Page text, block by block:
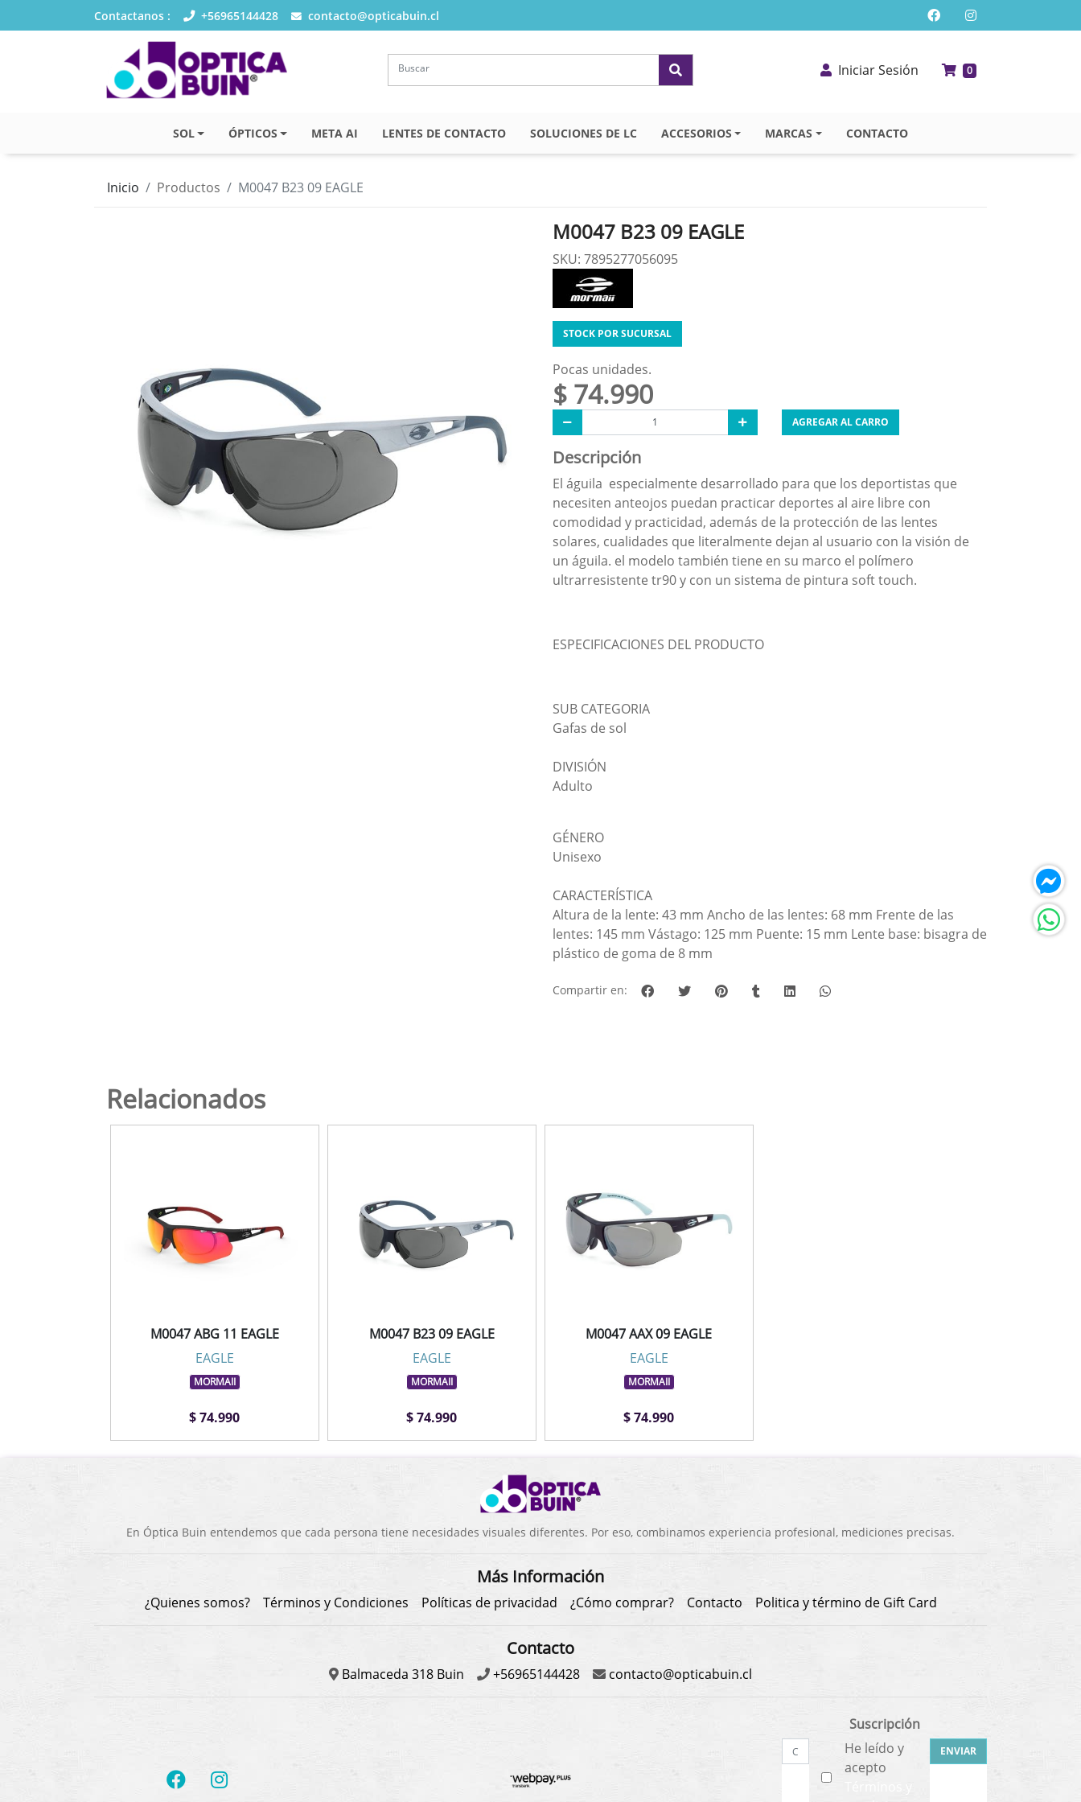
Contactanos : +56965144428 contacto@opticabuin.cl
Iniciar Sesión 0
SOL ÓPTICOS META AI LENTES DE CONTACTO SOLUCIONES DE LC ACCESORIOS MARCAS CONTACTO
Inicio Productos M0047 B23 09 EAGLE
M0047 B23 09 EAGLE
SKU: 7895277056095
STOCK POR SUCURSAL
Pocas unidades.
$ 74.990
AGREGAR AL CARRO
Descripción
El águila especialmente desarrollado para que los deportistas que
necesiten anteojos puedan practicar deportes al aire libre con
comodidad y practicidad, además de la protección de las lentes
solares, cualidades que literalmente dejan al usuario con la visión de
un águila. el modelo también tiene en su marco el polímero
ultrarresistente tr90 y con un sistema de pintura soft touch.
ESPECIFICACIONES DEL PRODUCTO
SUB CATEGORIA
Gafas de sol
DIVISIÓN
Adulto
GÉNERO
Unisexo
CARACTERÍSTICA
Altura de la lente: 43 mm Ancho de las lentes: 68 mm Frente de las
lentes: 145 mm Vástago: 125 mm Puente: 15 mm Lente base: bisagra de
plástico de goma de 8 mm
Compartir en:
Relacionados
M0047 ABG 11 EAGLE
EAGLE
MORMAII
$ 74.990
M0047 B23 09 EAGLE
EAGLE
MORMAII
$ 74.990
M0047 AAX 09 EAGLE
EAGLE
MORMAII
$ 74.990
En Óptica Buin entendemos que cada persona tiene necesidades visuales diferentes. Por eso, combinamos experiencia profesional, mediciones precisas.
Más Información
¿Quienes somos? Términos y Condiciones Políticas de privacidad ¿Cómo comprar? Contacto Politica y término de Gift Card
Contacto
Balmaceda 318 Buin +56965144428 contacto@opticabuin.cl
Suscripción
He leído y
acepto
ENVIAR